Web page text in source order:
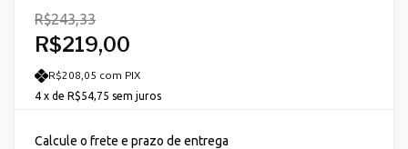
R$219,00
R$243,33
R$208,05 com PIX
4 x de R$54,75 sem juros
Calcule o frete e prazo de entrega